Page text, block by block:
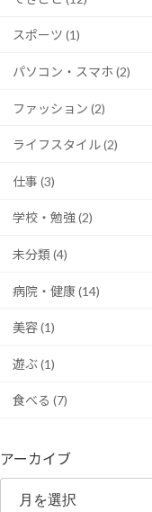
スポーツ (1)
パソコン・スマホ (2)
ファッション (2)
ライフスタイル (2)
仕事 (3)
学校・勉強 (2)
未分類 (4)
病院・健康 (14)
美容 (1)
遊ぶ (1)
食べる (7)
アーカイブ